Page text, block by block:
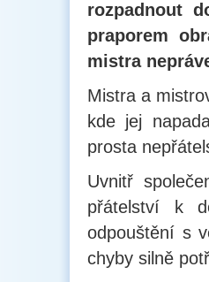
rozpadnout
praporem
mistra
Mistra a
kde jej
prosta
Uvnitř
přátelství k
odpouštění s
chyby silně